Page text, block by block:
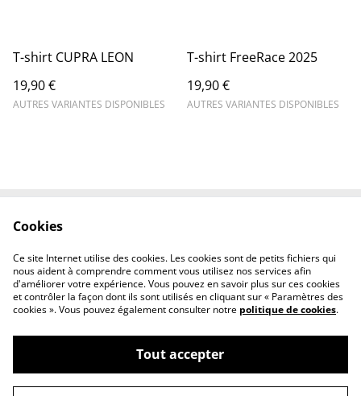
T-shirt CUPRA LEON
19,90 €
AUTRES VARIANTES DISPONIBLES
T-shirt FreeRace 2025
19,90 €
AUTRES VARIANTES DISPONIBLES
Politique de
confidentialité
Politique des cookies
©2026Ghost factory
Cookies
Ce site Internet utilise des cookies. Les cookies sont de petits fichiers qui
nous aident à comprendre comment vous utilisez nos services afin
d'améliorer votre expérience. Vous pouvez en savoir plus sur ces cookies
et contrôler la façon dont ils sont utilisés en cliquant sur « Paramètres des
cookies ». Vous pouvez également consulter notre politique de cookies.
Tout accepter